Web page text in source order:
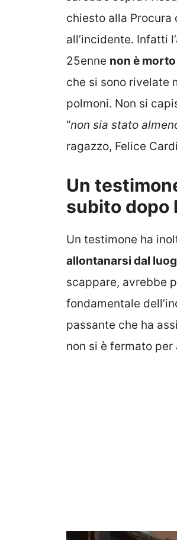
chiesto alla
all’incidente. Infatti
25enne non è
che si sono rivelate
polmoni. Non si
“non sia stato
ragazzo, Felice
Un
subito dopo
Un testimone ha
allontanarsi dal
scappare, avrebbe
fondamentale
passante che ha
non si è fermato